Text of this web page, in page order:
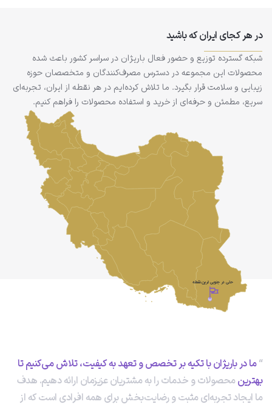
در هر کجای ایران که باشید
شبکه گسترده توزیع و حضور فعال باریژان در سراسر کشور باعث شده
محصولات این مجموعه در دسترس مصرف‌کنندگان و متخصصان حوزه
زیبایی و سلامت قرار بگیرد. ما تلاش کرده‌ایم در هر نقطه از ایران، تجربه‌ای
سریع، مطمئن و حرفه‌ای از خرید و استفاده محصولات را فراهم کنیم.
حتی در جنوبی ترین نقطه
ما در باریژان با تکیه بر تخصص و تعهد به کیفیت، تلاش می‌کنیم تا
بهترین محصولات و خدمات را به مشتریان عزیزمان ارائه دهیم. هدف
ما ایجاد تجربه‌ای مثبت و رضایت‌بخش برای همه افرادی است که از